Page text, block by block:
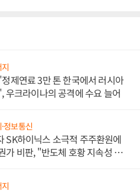
제연료 3만 톤 한국에서 러시아
우크라이나의 공격에 수요 늘어
정보통신
SK하이닉스 소극적 주주환원에
가 비판, "반도체 호황 지속성 의